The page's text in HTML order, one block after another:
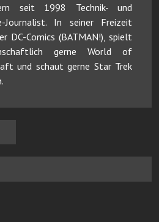
seit 1998 Technik- und
Journalist. In seiner Freizeit
DC-Comics (BATMAN!), spielt
gerne World of
und schaut gerne Star Trek